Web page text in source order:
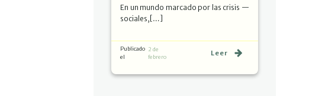
En un mundo marcado por las crisis —
sociales,[…]
Publicado
el
2 de
febrero
Leer